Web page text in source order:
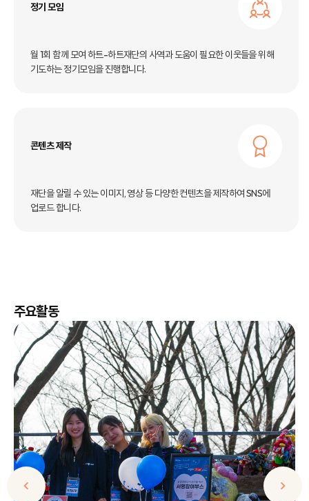
정기 모임
월 1회 함께 모여 하트-하트재단의 사역과 도움이 필요한 이웃들을 위해
기도하는 정기모임을 진행합니다.
콘텐츠 제작
재단을 알릴 수 있는 이미지, 영상 등 다양한 컨텐츠을 제작하여SNS에
업로드 합니다.
주요활동